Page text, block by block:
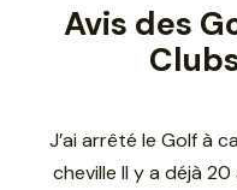
Avis des
Un accident
interdit le pratique du